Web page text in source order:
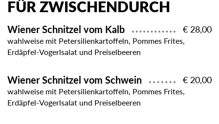
FÜR ZWISCHENDURCH
Wiener Schnitzel vom Kalb € 28,00
wahlweise mit Petersilienkartoffeln, Pommes Frites,
Erdäpfel-Vogerlsalat und Preiselbeeren
Wiener Schnitzel vom Schwein € 20,00
wahlweise mit Petersilienkartoffeln, Pommes Frites,
Erdäpfel-Vogerlsalat und Preiselbeeren